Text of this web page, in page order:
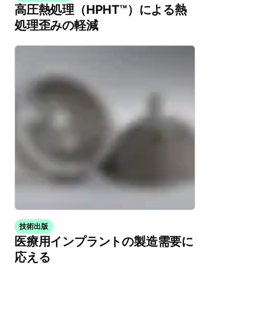
高圧熱処理（HPHT™）による熱
処理歪みの軽減
技術出版
医療用インプラントの製造需要に
応える